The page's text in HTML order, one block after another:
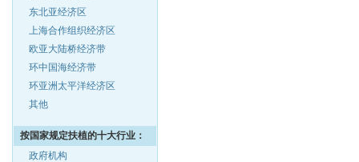
东北亚经济区
上海合作组织经济区
欧亚大陆桥经济带
环中国海经济带
环亚洲太平洋经济区
其他
按国家规定扶植的十大行业：
政府机构